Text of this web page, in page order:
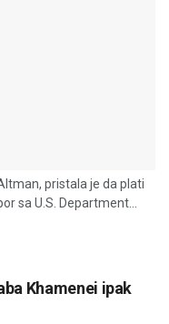
pristala je da plati
sa U.S. Department...
Khamenei ipak